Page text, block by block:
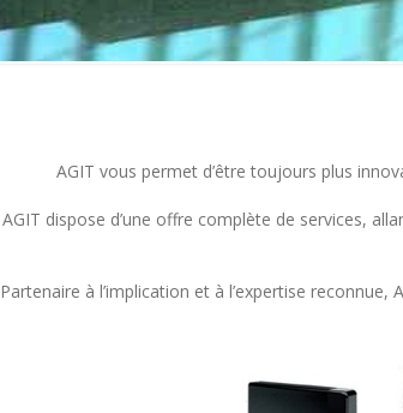
AGIT vous permet d’être toujours plus
AGIT dispose d’une offre complète de services,
Partenaire à l’implication et à l’expertise